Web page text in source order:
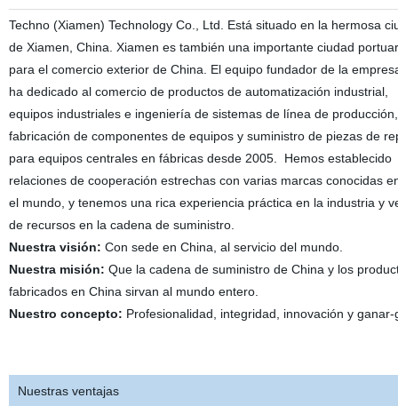
Techno (Xiamen) Technology Co., Ltd. Está situado en la hermosa
de Xiamen, China. Xiamen es también una importante ciudad
para el comercio exterior de China. El equipo fundador de la
ha dedicado al comercio de productos de automatización industrial,
equipos industriales e ingeniería de sistemas de línea de producción,
fabricación de componentes de equipos y suministro de piezas de
para equipos centrales en fábricas desde 2005. Hemos establecido
relaciones de cooperación estrechas con varias marcas conocidas
el mundo, y tenemos una rica experiencia práctica en la industria y
de recursos en la cadena de suministro.
Nuestra visión: Con sede en China, al servicio del mundo.
Nuestra misión: Que la cadena de suministro de China y los
fabricados en China sirvan al mundo entero.
Nuestro concepto: Profesionalidad, integridad, innovación y ganar-
Nuestras ventajas